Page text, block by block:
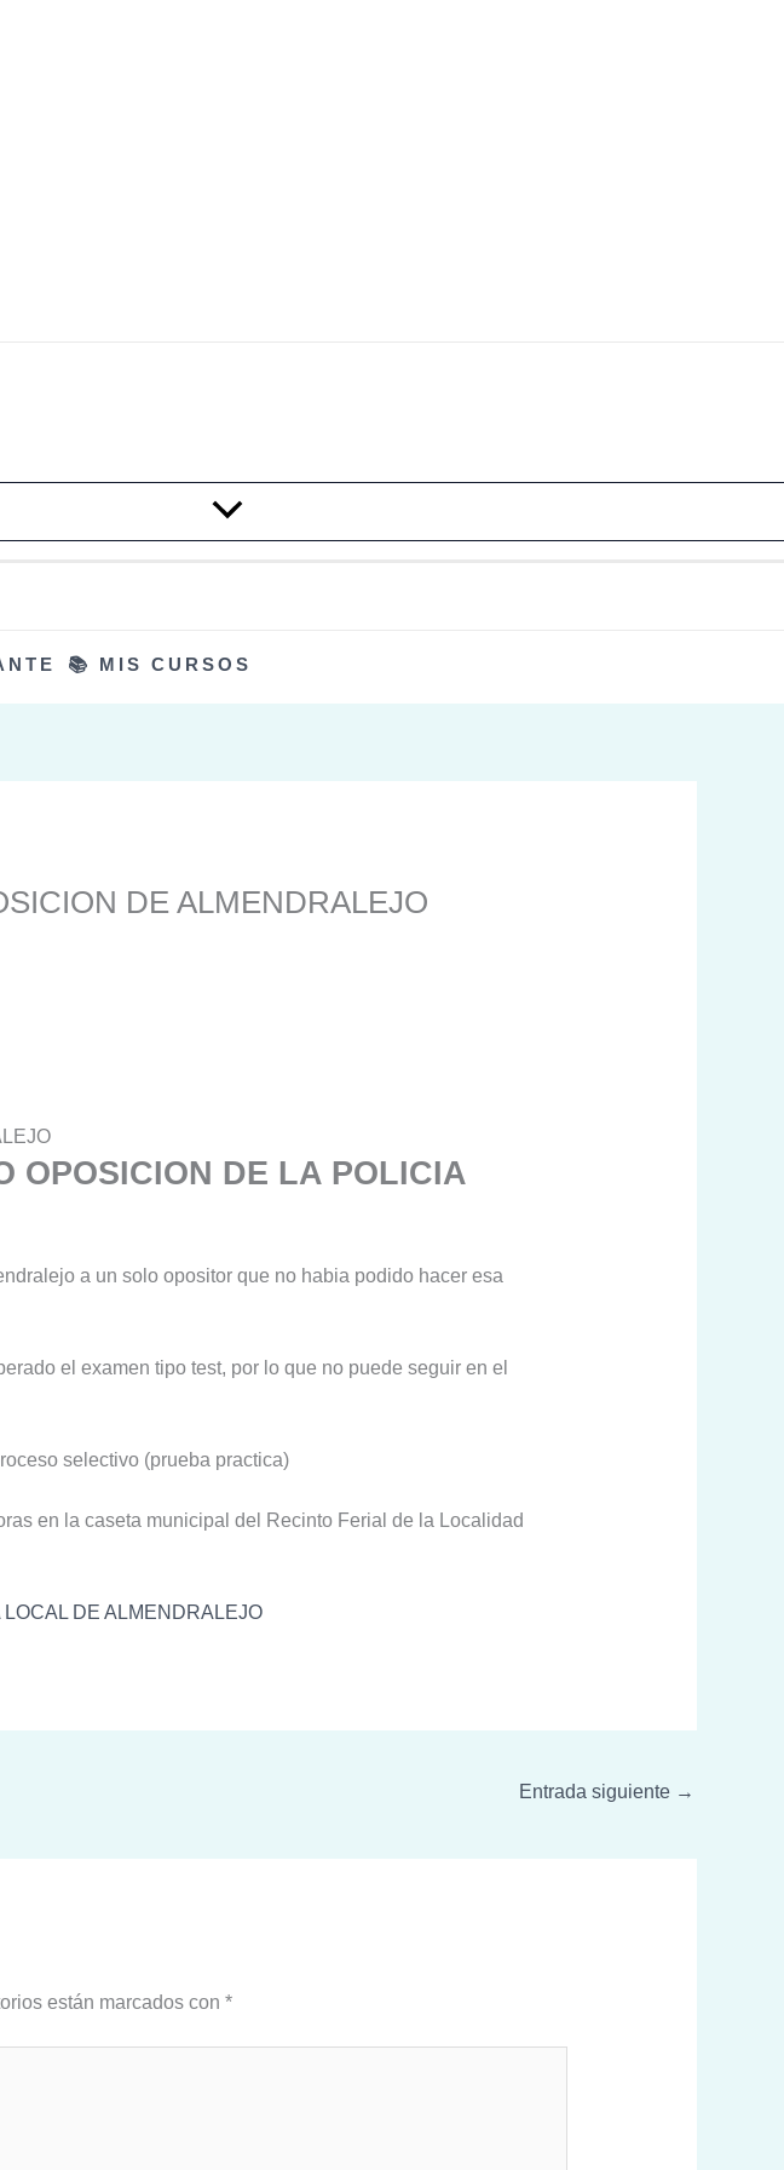
📚 MIS CURSOS
DE ALMENDRALEJO
OPOSICION DE LA POLICIA
a un solo opositor que no habia podido hacer esa
el examen tipo test, por lo que no puede seguir en el
selectivo (prueba practica)
en la caseta municipal del Recinto Ferial de la Localidad
DE ALMENDRALEJO
Entrada siguiente →
están marcados con *